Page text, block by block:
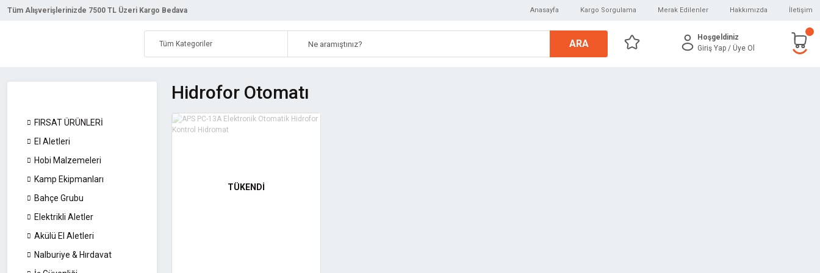
Tüm Alışverişlerinizde 7500 TL Üzeri Kargo Bedava Anasayfa Kargo Sorgulama Merak Edilenler Hakkımızda İletişim
ARA
Hoşgeldiniz
Giriş Yap / Üye Ol
FIRSAT ÜRÜNLERİ
El Aletleri
Hobi Malzemeleri
Kamp Ekipmanları
Bahçe Grubu
Elektrikli Aletler
Akülü El Aletleri
Nalburiye & Hırdavat
Hidrofor Otomatı
TÜKENDİ